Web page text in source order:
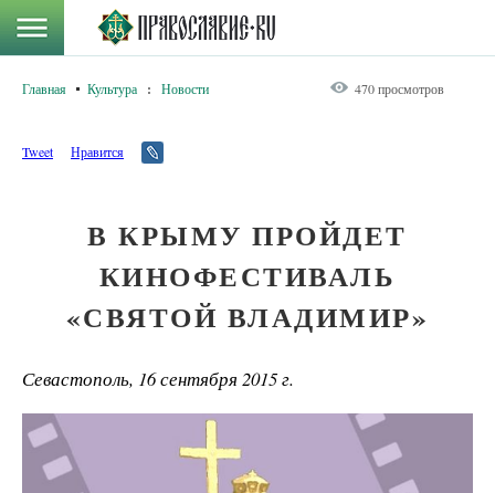
Главная Культура : Новости 470 просмотров
Tweet Нравится
В КРЫМУ ПРОЙДЕТ
КИНОФЕСТИВАЛЬ
«СВЯТОЙ ВЛАДИМИР»
Севастополь, 16 сентября 2015 г.